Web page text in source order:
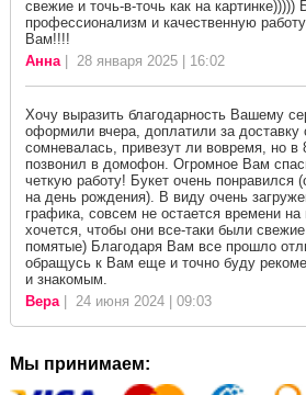
свежие и точь-в-точь как на
профессионализм и качественную
Вам!!!!
Анна| 28 января 2025 | 16:02
Хочу выразить благодарность Вашему
оформили вчера, доплатили за доставку
сомневалась, привезут ли вовремя, но в
позвонил в домофон. Огромное Вам
четкую работу! Букет очень понравился
на день рождения). В виду очень
графика, совсем не остается времени на
хочется, чтобы они все-таки были
помятые) Благодаря Вам все прошло
обращусь к Вам еще и точно буду
и знакомым.
Вера| 24 июня 2024 | 09:03
Мы принимаем: